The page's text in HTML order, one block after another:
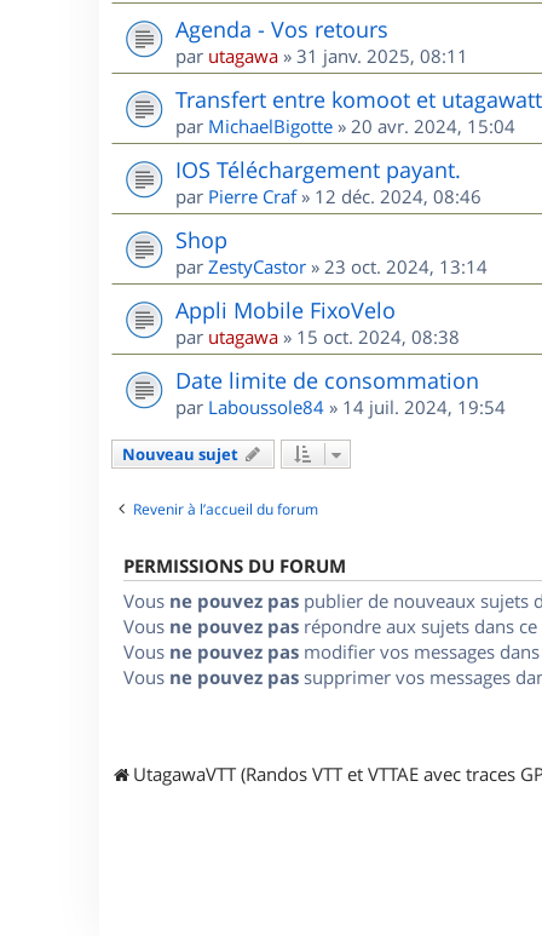
Agenda - Vos retours
par utagawa » 31 janv. 2025, 08:11
Transfert entre komoot et utagawatt
par MichaelBigotte » 20 avr. 2024, 15:04
IOS Téléchargement payant.
par Pierre Craf» 12 déc. 2024, 08:46
Shop
par ZestyCastor » 23 oct. 2024, 13:14
Appli Mobile FixoVelo
par utagawa » 15 oct. 2024, 08:38
Date limite de consommation
par Laboussole84 » 14 juil. 2024, 19:54
Nouveau sujet
Revenir à l’accueil du forum
PERMISSIONS DU FORUM
Vous ne pouvez pas publier de nouveaux sujets
Vous ne pouvez pas répondre aux sujets dans
Vous ne pouvez pas modifier vos messages
Vous ne pouvez pas supprimer vos messages
UtagawaVTT (Randos VTT et VTTAE avec traces